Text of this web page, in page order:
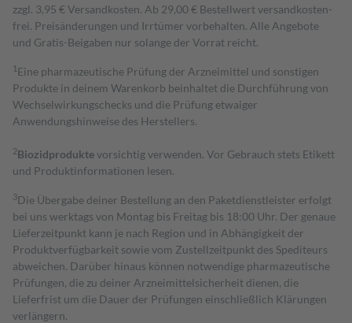
zzgl. 3,95 € Versandkosten. Ab 29,00 € Bestell­wert versand­kosten­
frei. Preisänderungen und Irrtümer vorbehalten. Alle Angebote
und Gratis-Beigaben nur solange der Vorrat reicht.
1 Eine pharmazeutische Prüfung der Arzneimittel und sonstigen
Produkte in deinem Warenkorb beinhaltet die Durchführung von
Wechselwirkungschecks und die Prüfung etwaiger
Anwendungshinweise des Herstellers.
2Biozidproduktevorsichtig verwenden. Vor Gebrauch stets Etikett
und Produktinformationen lesen.
3Die Übergabe deiner Bestellung an den Paketdienstleister erfolgt
bei uns werktags von Montag bis Freitag bis 18:00 Uhr. Der genaue
Lieferzeitpunkt kann je nach Region und in Abhängigkeit der
Produktverfügbarkeit sowie vom Zustellzeitpunkt des Spediteurs
abweichen. Darüber hinaus können notwendige pharmazeutische
Prüfungen, die zu deiner Arzneimittelsicherheit dienen, die
Lieferfrist um die Dauer der Prüfungen einschließlich Klärungen
verlängern.